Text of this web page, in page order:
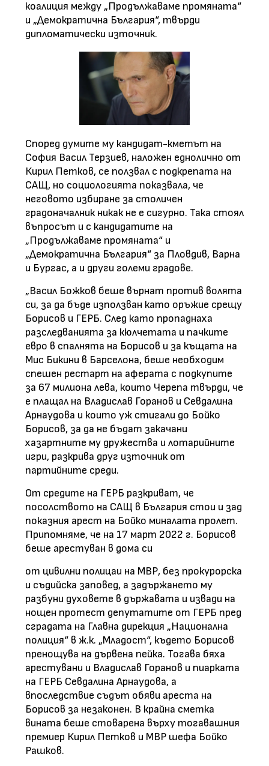
коалиция между „Продължаваме промяната“
и „Демократична България“, твърди
дипломатически източник.
Според думите му кандидат-кметът на
София Васил Терзиев, наложен еднолично от
Кирил Петков, се ползвал с подкрепата на
САЩ, но социологията показвала, че
неговото избиране за столичен
градоначалник никак не е сигурно. Така стоял
въпросът и с кандидатите на
„Продължаваме промяната“ и
„Демократична България“ за Пловдив, Варна
и Бургас, а и други големи градове.
„Васил Божков беше върнат против волята
си, за да бъде използван като оръжие срещу
Борисов и ГЕРБ. След като пропаднаха
разследванията за кюлчетата и пачките
евро в спалнята на Борисов и за къщата на
Мис Бикини в Барселона, беше необходим
спешен рестарт на аферата с подкупите
за 67 милиона лева, които Черепа твърди, че
е плащал на Владислав Горанов и Севдалина
Арнаудова и които уж стигали до Бойко
Борисов, за да не бъдат закачани
хазартните му дружества и лотарийните
игри, разкрива друг източник от
партийните среди.
От средите на ГЕРБ разкриват, че
посолството на САЩ в България стои и зад
показния арест на Бойко миналата пролет.
Припомняме, че на 17 март 2022 г. Борисов
беше арестуван в дома си
от цивилни полицаи на МВР, без прокурорска
и съдийска заповед, а задържането му
разбуни духовете в държавата и извади на
нощен протест депутатите от ГЕРБ пред
сградата на Главна дирекция „Национална
полиция“ в ж.к. „Младост“, където Борисов
пренощува на дървена пейка. Тогава бяха
арестувани и Владислав Горанов и пиарката
на ГЕРБ Севдалина Арнаудова, а
впоследствие съдът обяви ареста на
Борисов за незаконен. В крайна сметка
вината беше стоварена върху тогавашния
премиер Кирил Петков и МВР шефа Бойко
Рашков.